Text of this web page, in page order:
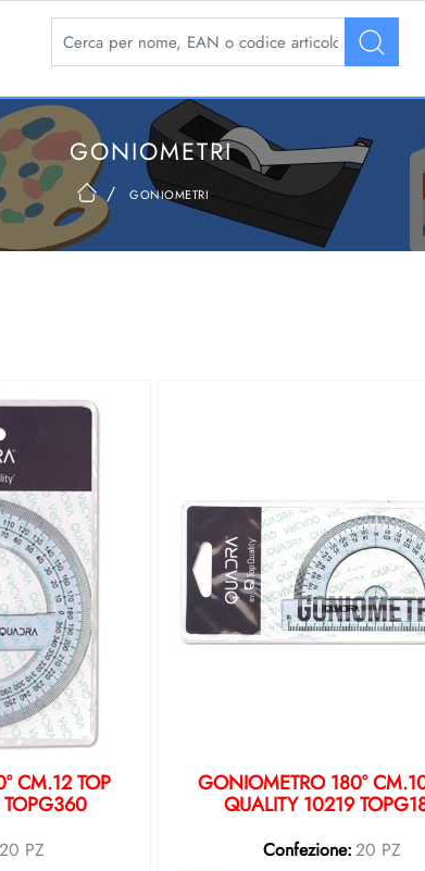
La modifica di un filtro aggiorna
GONIOMETRI
goniometri
CM.12 TOP
20 PZ
GONIOMETRO 180°
QUALITY 10219
Confezione:20 PZ